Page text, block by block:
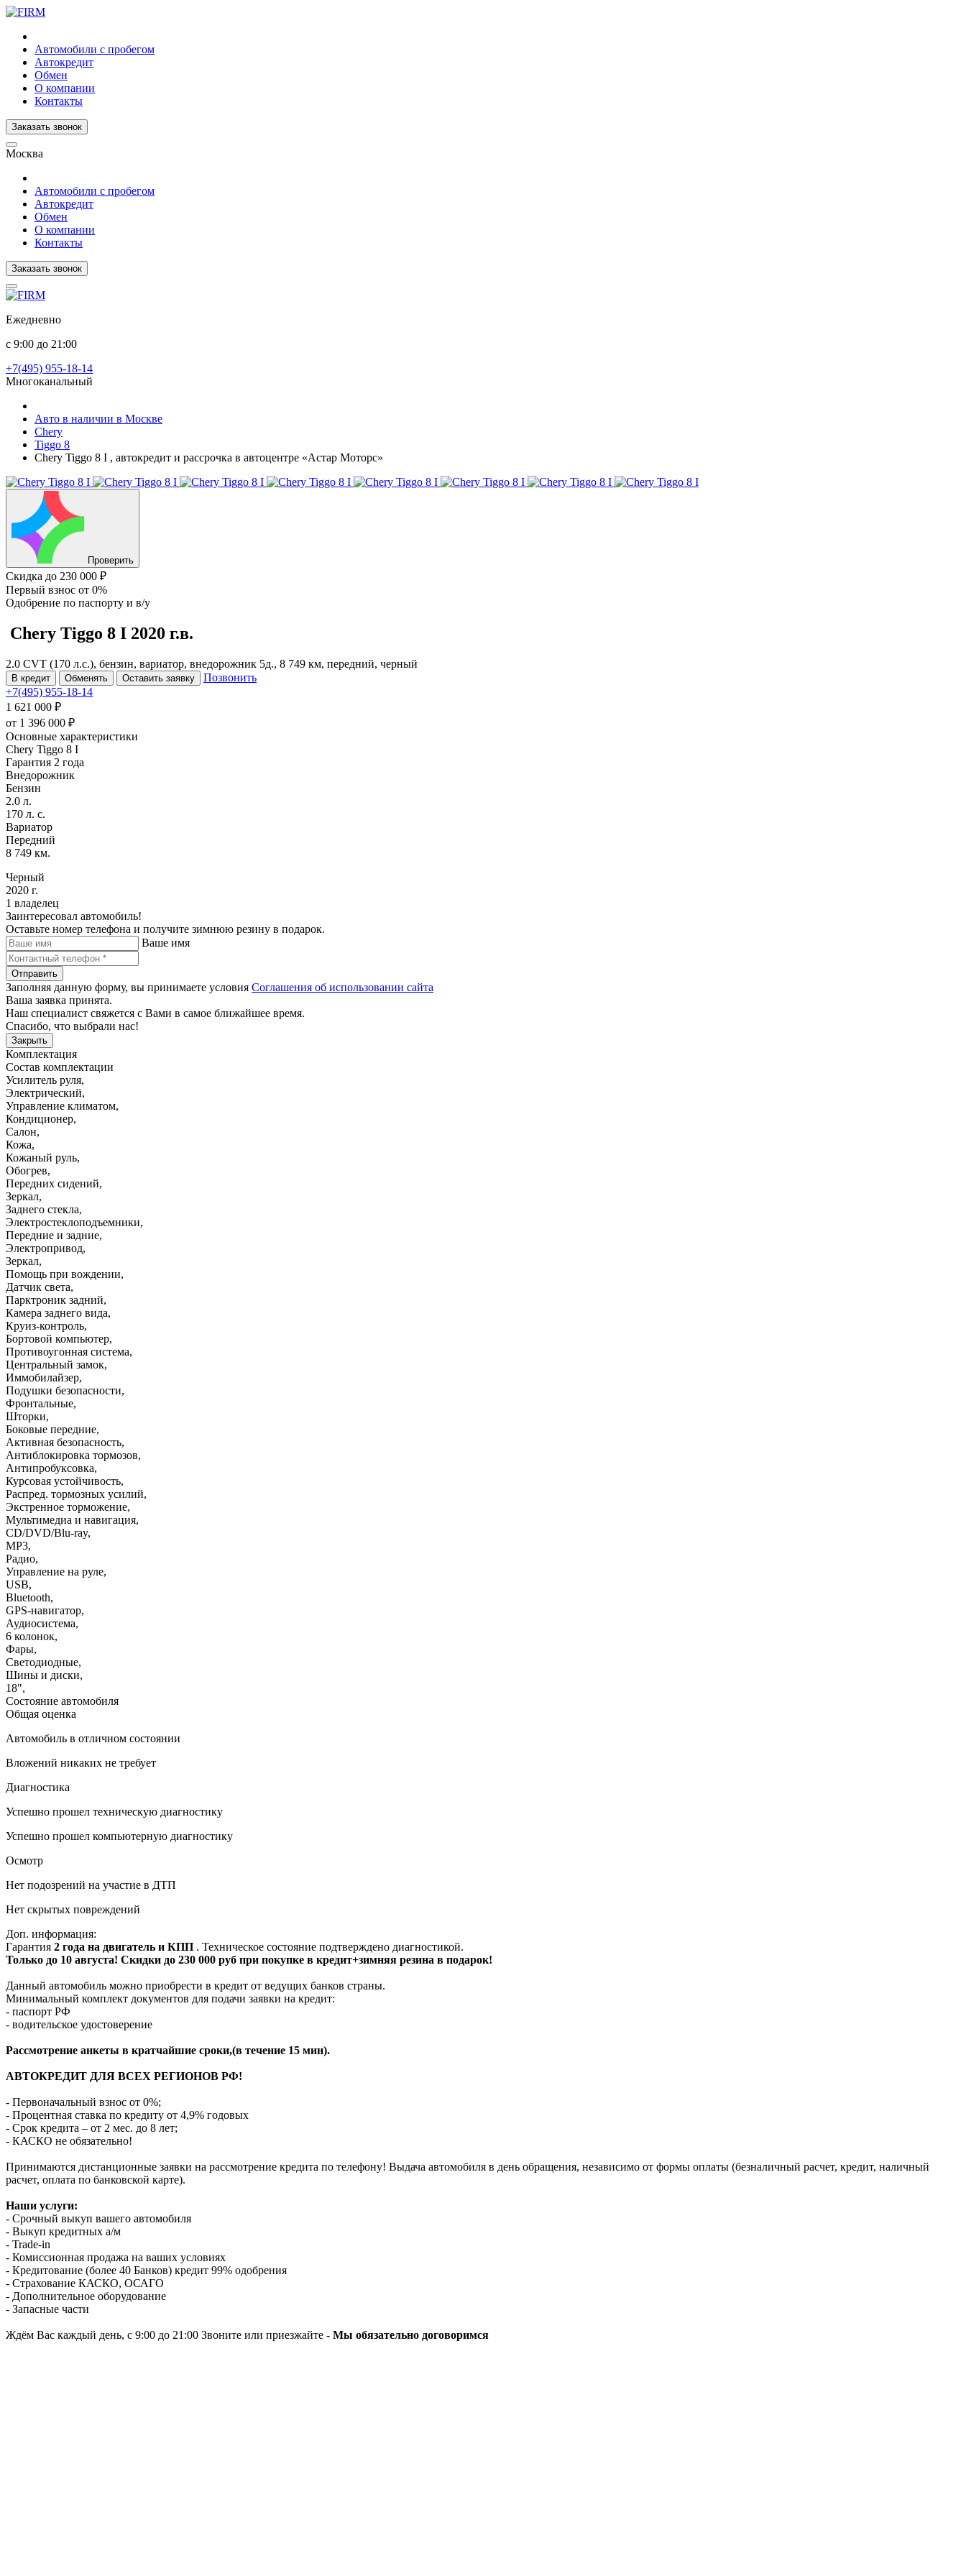
Автомобили с пробегом
Автокредит
Обмен
О компании
Контакты
Заказать звонок
Москва
Автомобили с пробегом
Автокредит
Обмен
О компании
Контакты
Заказать звонок
Ежедневно
с 9:00 до 21:00
+7(495) 955-18-14
Многоканальный
Авто в наличии в Москве
Chery
Tiggo 8
Chery Tiggo 8 I , автокредит и рассрочка в автоцентре «Астар Моторс»
Проверить
Скидка до 230 000 ₽
Первый взнос от 0%
Одобрение по паспорту и в/у
Chery Tiggo 8 I 2020 г.в.
2.0 CVT (170 л.с.), бензин, вариатор, внедорожник 5д., 8 749 км, передний, черный
В кредит Обменять Оставить заявку
Позвонить
+7(495) 955-18-14
1 621 000 ₽
от 1 396 000 ₽
Основные характеристики
Chery Tiggo 8 I
Гарантия 2 года
Внедорожник
Бензин
2.0 л.
170 л. с.
Вариатор
Передний
8 749 км.
Черный
2020 г.
1 владелец
Заинтересовал автомобиль!
Оставьте номер телефона и получите зимнюю резину в подарок.
Ваше имя
Отправить
Заполняя данную форму, вы принимаете условия Соглашения об использовании сайта
Ваша заявка принята.
Наш специалист свяжется с Вами в самое ближайшее время.
Спасибо, что выбрали нас!
Закрыть
Комплектация
Состав комплектации
Усилитель руля,
Электрический,
Управление климатом,
Кондиционер,
Салон,
Кожа,
Кожаный руль,
Обогрев,
Передних сидений,
Зеркал,
Заднего стекла,
Электростеклоподъемники,
Передние и задние,
Электропривод,
Зеркал,
Помощь при вождении,
Датчик света,
Парктроник задний,
Камера заднего вида,
Круиз-контроль,
Бортовой компьютер,
Противоугонная система,
Центральный замок,
Иммобилайзер,
Подушки безопасности,
Фронтальные,
Шторки,
Боковые передние,
Активная безопасность,
Антиблокировка тормозов,
Антипробуксовка,
Курсовая устойчивость,
Распред. тормозных усилий,
Экстренное торможение,
Мультимедиа и навигация,
CD/DVD/Blu-ray,
MP3,
Радио,
Управление на руле,
USB,
Bluetooth,
GPS-навигатор,
Аудиосистема,
6 колонок,
Фары,
Светодиодные,
Шины и диски,
18",
Состояние автомобиля
Общая оценка
Автомобиль в отличном состоянии
Вложений никаких не требует
Диагностика
Успешно прошел техническую диагностику
Успешно прошел компьютерную диагностику
Осмотр
Нет подозрений на участие в ДТП
Нет скрытых повреждений
Доп. информация:
Гарантия 2 года на двигатель и КПП . Техническое состояние подтверждено диагностикой.
Только до 10 августа! Скидки до 230 000 руб при покупке в кредит+зимняя резина в подарок!
Данный автомобиль можно приобрести в кредит от ведущих банков страны.
Минимальный комплект документов для подачи заявки на кредит:
- паспорт РФ
- водительское удостоверение
Рассмотрение анкеты в кратчайшие сроки,(в течение 15 мин).
АВТОКРЕДИТ ДЛЯ ВСЕХ РЕГИОНОВ РФ!
- Первоначальный взнос от 0%;
- Процентная ставка по кредиту от 4,9% годовых
- Срок кредита – от 2 мес. до 8 лет;
- КАСКО не обязательно!
Принимаются дистанционные заявки на рассмотрение кредита по телефону! Выдача автомобиля в день обращения, независимо от формы оплаты (безналичный расчет, кредит, наличный
расчет, оплата по банковской карте).
Наши услуги:
- Срочный выкуп вашего автомобиля
- Выкуп кредитных а/м
- Trade-in
- Комиссионная продажа на ваших условиях
- Кредитование (более 40 Банков) кредит 99% одобрения
- Страхование КАСКО, ОСАГО
- Дополнительное оборудование
- Запасные части
Ждём Вас каждый день, с 9:00 до 21:00 Звоните или приезжайте - Мы обязательно договоримся